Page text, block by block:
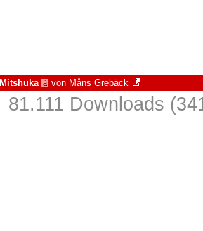
Mitshuka à von Måns Grebäck
81.111 Downloads